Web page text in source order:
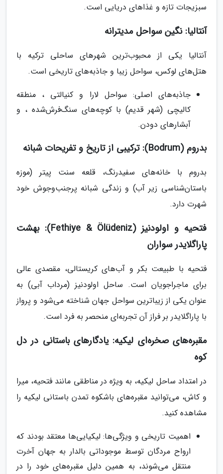
سبزیجات تازه و غذاهای دریایی است.
آنتالیا: نگین سواحل مدیترانه
آنتالیا یکی از محبوب‌ترین شهرهای ساحلی ترکیه با
هتل‌های لوکس، سواحل زیبا و جاذبه‌های تاریخی است.
جاذبه‌های اصلی: سواحل لارا و کنیالتی ، منطقه
کالیچی (شهر قدیم) با کوچه‌های سنگ‌فرش‌شده ، و
آبشارهای دودن.
بدروم (Bodrum): ترکیبی از تاریخ و تفریحات شبانه
بدروم با خانه‌های سفیدرنگ، قلعه سنت پیتر (موزه
باستان‌شناسی زیر آب) و زندگی شبانه پرجنب‌وجوش خود
شهرت دارد.
فتحیه و اولودنیز (Fethiye & Ölüdeniz): بهشت
پاراگلایدر سواران
فتحیه با طبیعت بکر و آب‌های کریستالی، مقصدی عالی
برای ماجراجویان است. ساحل اولودنیز (مرداب آبی) به
عنوان یکی از زیباترین سواحل جهان شناخته می‌شود و پرواز
با پاراگلایدر بر فراز آن تجربه‌ای منحصر به فرد است.
مقبره‌های صخره‌ای لیکیه: یادگارهای باستانی در دل
کوه
در امتداد ساحل لیکیه، به ویژه در مناطقی مانند فتحیه، میرا
و کاش، می‌توانید مقبره‌های باشکوه تمدن باستانی لیکیه را
مشاهده کنید.
اهمیت تاریخی و ویژگی‌ها: لیکیایی‌ها معتقد بودند که
ارواح مردگان توسط موجوداتی بالدار به جهان آخرت
منتقل می‌شوند، به همین دلیل مقبره‌های خود را در